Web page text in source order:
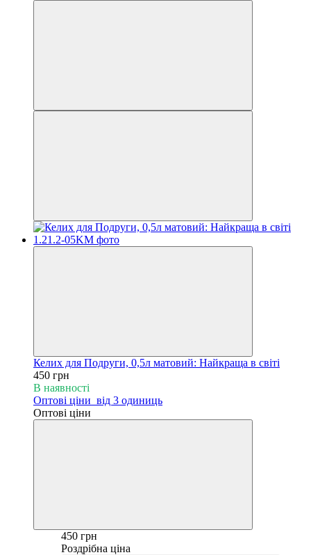
Келих для Подруги, 0,5л матовий: Найкраща в світі
450 грн
В наявності
Оптові ціни від 3 одиниць
Оптові ціни
450 грн
Роздрібна ціна